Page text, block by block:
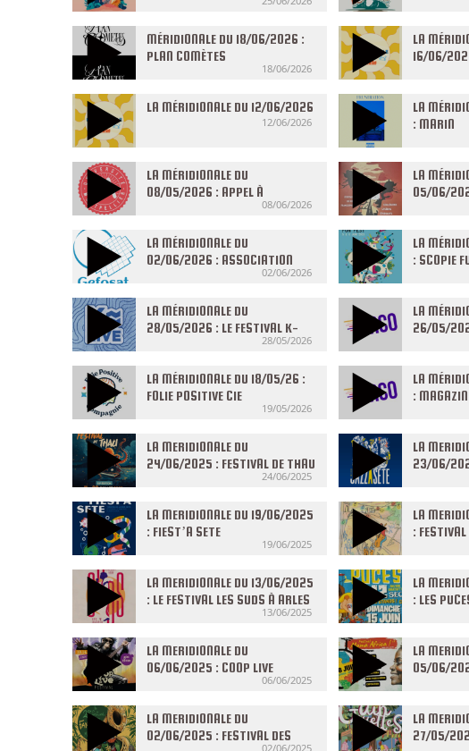
MÉRIDIONALE DU 18/06/2026 :
PLAN COMÈTES
18/06/2026
LA
16/06/
LA MÉRIDIONALE DU 12/06/2026
12/06/2026
LA
: MARIN
LA MÉRIDIONALE DU
08/05/2026 : APPEL À
CANDIDATURES À L’UNIVERSITÉ
08/06/2026
LA
05/06/
LA MÉRIDIONALE DU
02/06/2026 : ASSOCIATION
02/06/2026
LA
: SCOPIE
LA MÉRIDIONALE DU
28/05/2026 : LE FESTIVAL K-
28/05/2026
LA
26/05/
LA MÉRIDIONALE DU 18/05/26 :
FOLIE POSITIVE CIE
19/05/2026
LA
:
LA MERIDIONALE DU
24/06/2025 : FESTIVAL DE THAU
24/06/2025
LA
23/06/
LA MERIDIONALE DU 19/06/2025
: FIEST’A SETE
19/06/2025
LA
:
LA MERIDIONALE DU 13/06/2025
: LE FESTIVAL LES SUDS À ARLES
13/06/2025
LA
: LES
LA MERIDIONALE DU
06/06/2025 : COOP LIVE
06/06/2025
LA
05/06/
LA MERIDIONALE DU
02/06/2025 : FESTIVAL DES
02/06/2025
LA
27/05/